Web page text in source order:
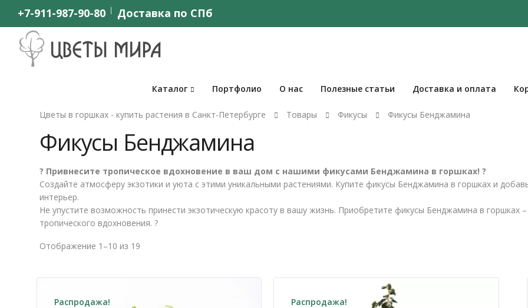
+7-911-987-90-80 Доставка по СПб
Каталог Портфолио О нас Полезные статьи Доставка и оплата
Цветы в горшках - купить растения в Санкт-Петербурге Товары Фикусы Фикусы Бенджамина
Фикусы Бенджамина
? Привнесите тропическое вдохновение в ваш дом с нашими фикусами Бенджамина в горшках! ?
Создайте атмосферу экзотики и уюта с этими уникальными растениями. Купите фикусы Бенджамина в горшках и
интерьер.
Не упустите возможность принести экзотическую красоту в вашу жизнь. Приобретите фикусы Бенджамина в горшках
тропического вдохновения. ?
Отображение 1–10 из 19
Распродажа! Распродажа!